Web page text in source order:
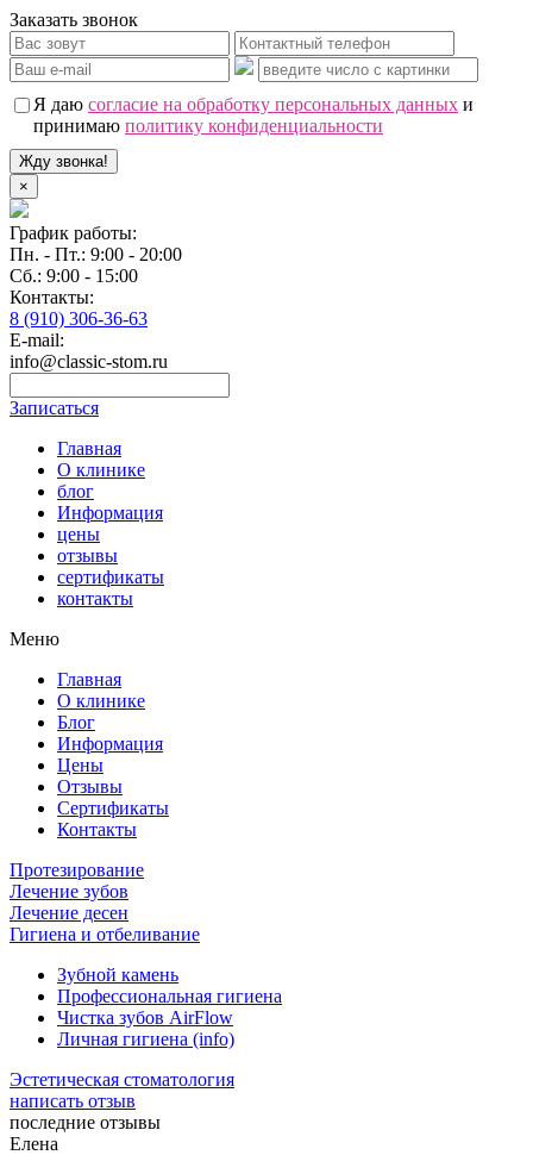
Заказать звонок
Я даю согласие на обработку персональных данных и
принимаю политику конфиденциальности
Жду звонка!
×
График работы:
Пн. - Пт.: 9:00 - 20:00
Сб.: 9:00 - 15:00
Контакты:
8 (910) 306-36-63
E-mail:
info@classic-stom.ru
Записаться
Главная
О клинике
блог
Информация
цены
отзывы
сертификаты
контакты
Меню
Главная
О клинике
Блог
Информация
Цены
Отзывы
Сертификаты
Контакты
Протезирование
Лечение зубов
Лечение десен
Гигиена и отбеливание
Зубной камень
Профессиональная гигиена
Чистка зубов AirFlow
Личная гигиена (info)
Эстетическая стоматология
написать отзыв
последние отзывы
Елена